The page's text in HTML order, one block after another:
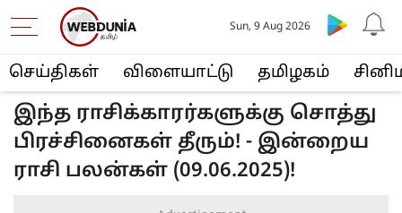
செய்திகள் விளையா‌ட்டு த‌மிழக‌ம்
Sun, 9 Aug 2026
இந்த ராசிக்காரர்களுக்கு சொத்து
பிரச்சினைகள் தீரும்! - இன்றைய
ராசி பலன்கள் (09.06.2025)!